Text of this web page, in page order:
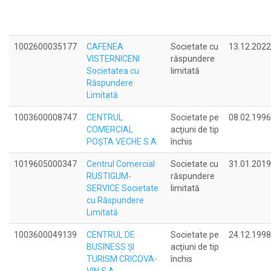
1002600035177
CAFENEA
VISTERNICENI
Societatea cu
Răspundere
Limitată
Societate cu
răspundere
limitată
13.12.2022
1003600008747
CENTRUL
COMERCIAL
POŞTA VECHE S.A
Societate pe
acţiuni de tip
închis
08.02.1996
1019605000347
Centrul Comercial
RUSTIGUM-
SERVICE Societate
cu Răspundere
Limitată
Societate cu
răspundere
limitată
31.01.2019
1003600049139
CENTRUL DE
BUSINESS ŞI
TURISM CRICOVA-
Societate pe
acţiuni de tip
închis
24.12.1998